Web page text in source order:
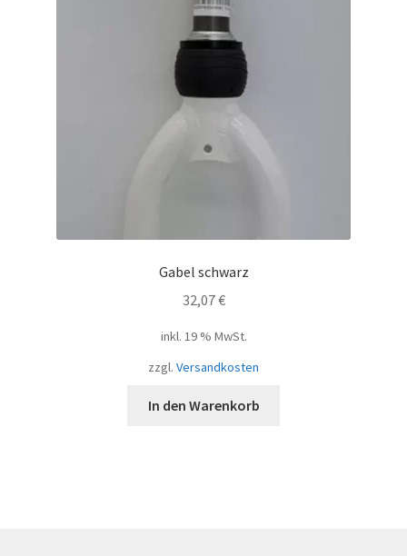
Gabel schwarz
32,07€
inkl. 19 % MwSt.
zzgl. Versandkosten
In den Warenkorb